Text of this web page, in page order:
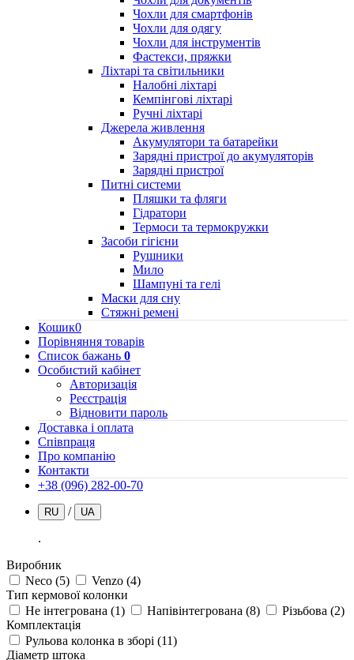
Чохли для смартфонів
Чохли для одягу
Чохли для інструментів
Фастекси, пряжки
Ліхтарі та світильники
Налобні ліхтарі
Кемпінгові ліхтарі
Ручні ліхтарі
Джерела живлення
Акумулятори та батарейки
Зарядні пристрої до акумуляторів
Зарядні пристрої
Питні системи
Пляшки та фляги
Гідратори
Термоси та термокружки
Засоби гігієни
Рушники
Мило
Шампуні та гелі
Маски для сну
Стяжні ремені
Кошик0
Порівняння товарів
Список бажань 0
Особистий кабінет
Авторизація
Реєстрація
Відновити пароль
Доставка і оплата
Співпраця
Про компанію
Контакти
+38 (096) 282-00-70
RU / UA
.
Виробник
Neco (5) Venzo (4)
Тип кермової колонки
Не інтегрована (1) Напівінтегрована (8) Різьбова (2)
Комплектація
Рульова колонка в зборі (11)
Діаметр штока